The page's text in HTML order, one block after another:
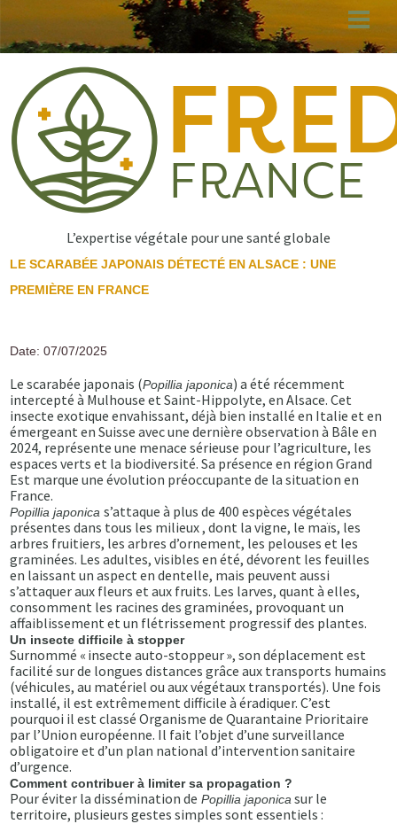
au
principal
L’expertise végétale pour une santé globale
LE SCARABÉE JAPONAIS DÉTECTÉ EN ALSACE : UNE
PREMIÈRE EN FRANCE
Date: 07/07/2025
Le scarabée japonais (Popillia japonica) a été récemment
intercepté à Mulhouse et Saint-Hippolyte, en Alsace. Cet
insecte exotique envahissant, déjà bien installé en Italie et en
émergeant en Suisse avec une dernière observation à Bâle en
2024, représente une menace sérieuse pour l’agriculture, les
espaces verts et la biodiversité. Sa présence en région Grand
Est marque une évolution préoccupante de la situation en
France.
Popillia japonicas’attaque à plus de 400 espèces végétales
présentes dans tous les milieux , dont la vigne, le maïs, les
arbres fruitiers, les arbres d’ornement, les pelouses et les
graminées. Les adultes, visibles en été, dévorent les feuilles
en laissant un aspect en dentelle, mais peuvent aussi
s’attaquer aux fleurs et aux fruits. Les larves, quant à elles,
consomment les racines des graminées, provoquant un
affaiblissement et un flétrissement progressif des plantes.
Un insecte difficile à stopper
Surnommé « insecte auto-stoppeur », son déplacement est
facilité sur de longues distances grâce aux transports humains
(véhicules, au matériel ou aux végétaux transportés). Une fois
installé, il est extrêmement difficile à éradiquer. C’est
pourquoi il est classé Organisme de Quarantaine Prioritaire
par l’Union européenne. Il fait l’objet d’une surveillance
obligatoire et d’un plan national d’intervention sanitaire
d’urgence.
Comment contribuer à limiter sa propagation ?
Pour éviter la dissémination de Popillia japonica sur le
territoire, plusieurs gestes simples sont essentiels :